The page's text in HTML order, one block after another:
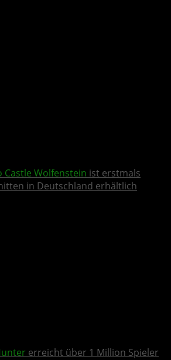
Castle Wolfenstein ist erstmals
in Deutschland erhältlich
erreicht über 1 Million Spieler